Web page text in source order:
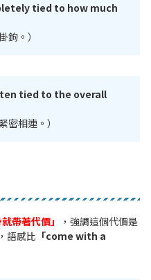
tied to how much
鉤。）
tied to the overall
密相連。）
就帶著代價」
，強調這個代價是
語感比 「come with a